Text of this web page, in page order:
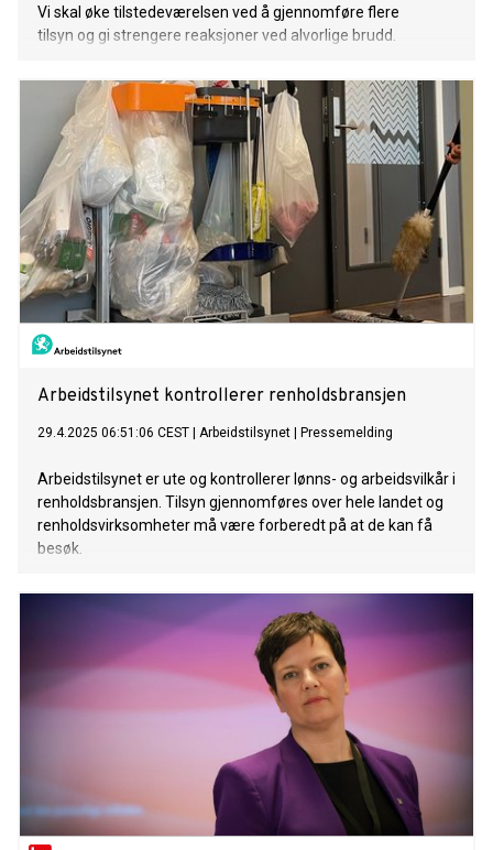
Vi skal øke tilstedeværelsen ved å gjennomføre flere
tilsyn og gi strengere reaksjoner ved alvorlige brudd.
Arbeidstilsynet kontrollerer renholdsbransjen
29.4.2025 06:51:06 CEST Arbeidstilsynet Pressemelding
Arbeidstilsynet er ute og kontrollerer lønns- og arbeidsvilkår i
renholdsbransjen. Tilsyn gjennomføres over hele landet og
renholdsvirksomheter må være forberedt på at de kan få
besøk.